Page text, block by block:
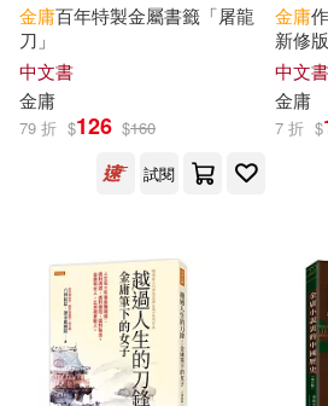
舒國治(6) 遠流編輯部
徐鑫(5) 葉德平(5)
吳靄儀(4)
潘步釗(4)
浙江人民美術出版社(20)
中華書局(19) 海豚出
東方出版社(10)
三聯(9) 中華書局(香港
三聯書店(7)
配送方式 (可複選)
可海外宅配(810)
可港澳店取(789)
金庸百年特製金屬書籤「屠龍
刀」
中文書
金庸
79 折 $126 $160
試閱
金庸
新修
中文書
金庸
7 折 $